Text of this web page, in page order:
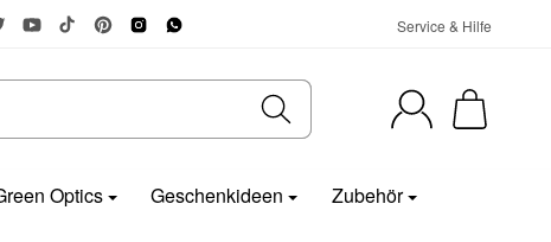
Service & Hilfe
Optics Geschenkideen
Zubehör